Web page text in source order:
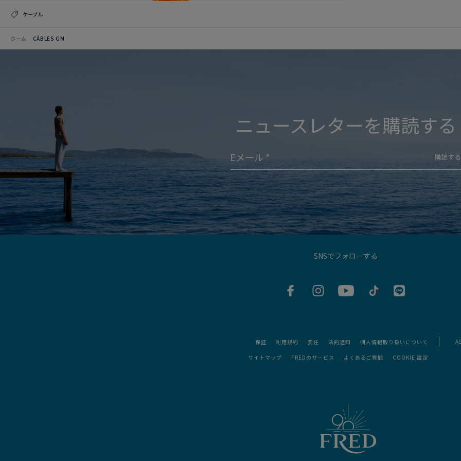
ケーブル
ホーム CÂBLES GM
ニュースレターを購読する
購読する
SNSでフォローする
保証 利用規約 委任 法的通知
個人情報取り扱いについて
サイトマップ
FREDのサービス よくあるご質問 COOKIE 設定